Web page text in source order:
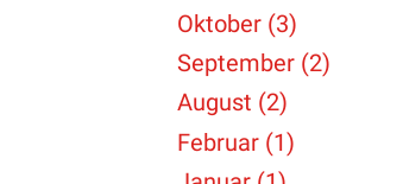
Oktober (3)
September (2)
August (2)
Februar (1)